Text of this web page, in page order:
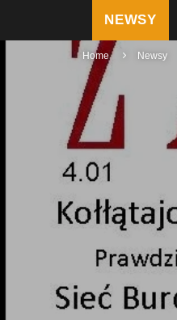
NEWSY
Home Newsy